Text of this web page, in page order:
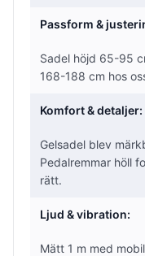
Passform &
Sadel höjd 65-95
168-188 cm hos
Komfort & detaljer:
Gelsadel blev
Pedalremmar höll
rätt.
Ljud & vibration:
Mätt 1 m med